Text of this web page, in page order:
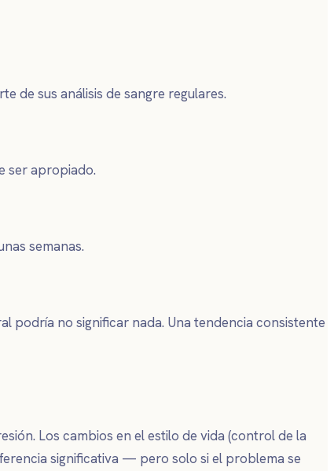
de sus análisis de sangre regulares.
ser apropiado.
semanas.
podría no significar nada. Una tendencia consistente
Los cambios en el estilo de vida (control de la
significativa — pero solo si el problema se